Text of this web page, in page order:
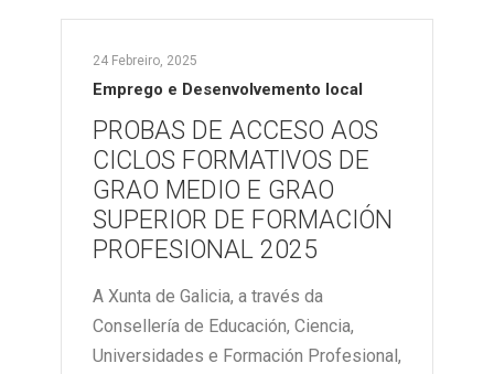
24 Febreiro, 2025
Emprego e Desenvolvemento local
PROBAS DE ACCESO AOS
CICLOS FORMATIVOS DE
GRAO MEDIO E GRAO
SUPERIOR DE FORMACIÓN
PROFESIONAL 2025
A Xunta de Galicia, a través da
Consellería de Educación, Ciencia,
Universidades e Formación Profesional,